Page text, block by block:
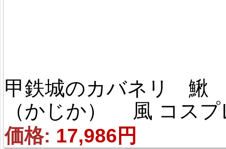
甲鉄城のカバネリ 鰍
（かじか） 風 コスプ
衣装
価格: 17,986円